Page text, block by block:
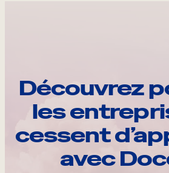
Découvrez
les
cessent
avec